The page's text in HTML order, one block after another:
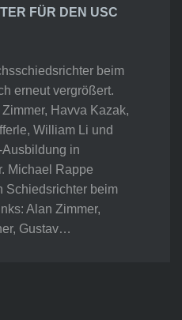
FÜR DEN USC
beim
erneut vergrößert.
Havva Kazak,
William Li und
Ausbildung in
Michael Rappe
Schiedsrichter beim
Alan Zimmer,
Gustav…